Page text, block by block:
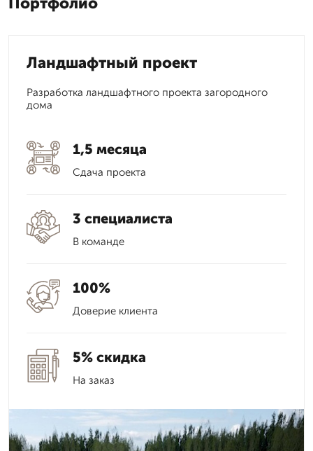
Ландшафтный проект
Разработка ландшафтного проекта загородного
дома
1,5 месяца
Сдача проекта
3 специалиста
В команде
100%
Доверие клиента
5% скидка
На заказ